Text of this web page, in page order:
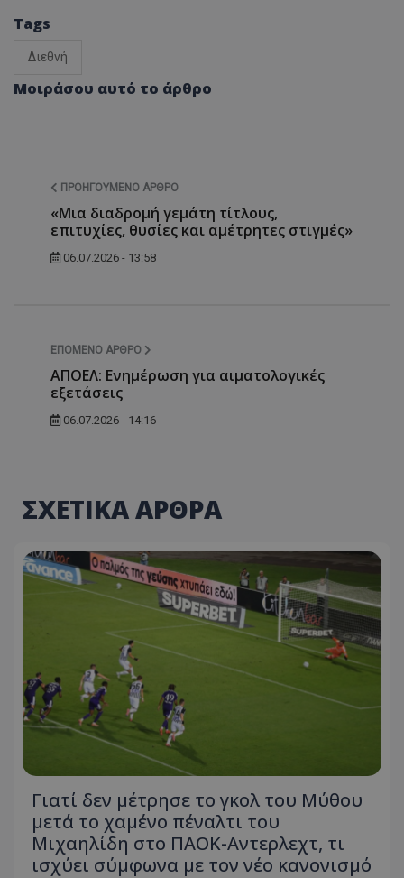
Tags
Διεθνή
Μοιράσου αυτό το άρθρο
ΠΡΟΗΓΟΎΜΕΝΟ ΆΡΘΡΟ
«Μια διαδρομή γεμάτη τίτλους,
επιτυχίες, θυσίες και αμέτρητες στιγμές»
06.07.2026 - 13:58
ΕΠΌΜΕΝΟ ΆΡΘΡΟ
ΑΠΟΕΛ: Ενημέρωση για αιματολογικές
εξετάσεις
06.07.2026 - 14:16
ΣΧΕΤΙΚΑ ΑΡΘΡΑ
Γιατί δεν μέτρησε το γκολ του Μύθου
μετά το χαμένο πέναλτι του
Μιχαηλίδη στο ΠΑΟΚ-Αντερλεχτ, τι
ισχύει σύμφωνα με τον νέο κανονισμό